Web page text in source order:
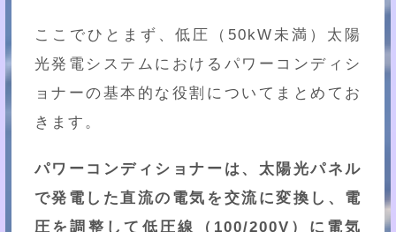
ここでひとまず、低圧（50kW未満）太陽
光発電システムにおけるパワーコンディシ
ョナーの基本的な役割についてまとめてお
きます。
パワーコンディショナーは、太陽光パネル
で発電した直流の電気を交流に変換し、電
圧を調整して低圧線（100/200V）に電気